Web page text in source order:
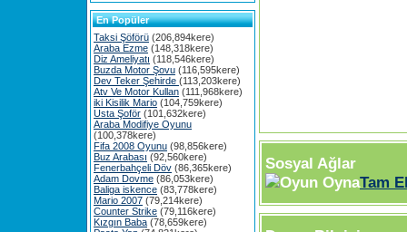
En Popüler
Taksi Şöförü (206,894kere)
Araba Ezme (148,318kere)
Diz Ameliyatı (118,546kere)
Buzda Motor Şovu (116,595kere)
Dev Teker Şehirde (113,203kere)
Atv Ve Motor Kullan (111,968kere)
iki Kisilik Mario (104,759kere)
Usta Şoför (101,632kere)
Araba Modifiye Oyunu
(100,378kere)
Fifa 2008 Oyunu (98,856kere)
Buz Arabası (92,560kere)
Fenerbahçeli Döv (86,365kere)
Adam Dovme (86,053kere)
Baliga iskence (83,778kere)
Mario 2007 (79,214kere)
Counter Strike (79,116kere)
Kızgın Baba (78,659kere)
Sosyal Ağlar
Tam